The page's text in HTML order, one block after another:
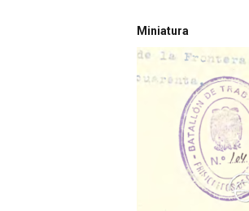
Miniatura